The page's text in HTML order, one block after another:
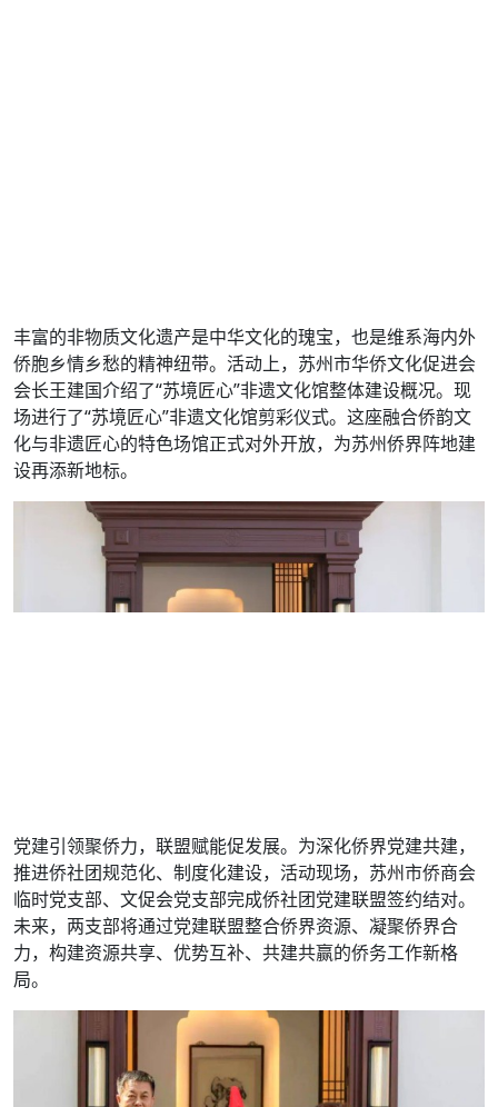
丰富的非物质文化遗产是中华文化的瑰宝，也是维系海内外
侨胞乡情乡愁的精神纽带。活动上，苏州市华侨文化促进会
会长王建国介绍了“苏境匠心”非遗文化馆整体建设概况。现
场进行了“苏境匠心”非遗文化馆剪彩仪式。这座融合侨韵文
化与非遗匠心的特色场馆正式对外开放，为苏州侨界阵地建
设再添新地标。
党建引领聚侨力，联盟赋能促发展。为深化侨界党建共建，
推进侨社团规范化、制度化建设，活动现场，苏州市侨商会
临时党支部、文促会党支部完成侨社团党建联盟签约结对。
未来，两支部将通过党建联盟整合侨界资源、凝聚侨界合
力，构建资源共享、优势互补、共建共赢的侨务工作新格
局。